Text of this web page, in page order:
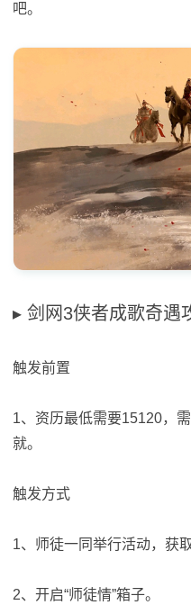
吧。
剑网3侠者成歌奇遇
触发前置
1、资历最低需要15120，
就。
触发方式
1、师徒一同举行活动，获
2、开启“师徒情”箱子。